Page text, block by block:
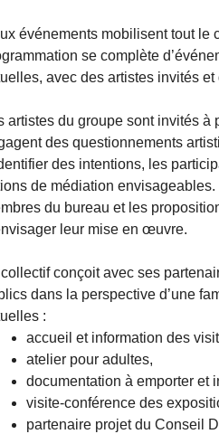
événements mobilisent tout le
se complète
avec des artistes invités
artistes du groupe sont invités à
des questionnements
des intentions, les
de médiation
du bureau et les
leur mise en œuvre.
collectif conçoit avec ses
dans la perspective d’une
:
accueil et information des
atelier pour adultes,
documentation à emporter et
visite-conférence des
partenaire projet du Conseil